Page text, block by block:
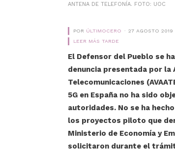
ANTENA DE TELEFONÍA. FOTO: UOC
POR ÚLTIMOCERO
27 AGOSTO 2019
LEER MÁS TARDE
El Defensor del Pueblo se
denuncia presentada por
Telecomunicaciones
5G en España no ha sido
autoridades. No se ha
los proyectos piloto que
Ministerio de Economía y
solicitaron durante el